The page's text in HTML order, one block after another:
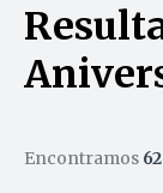
Encontramos